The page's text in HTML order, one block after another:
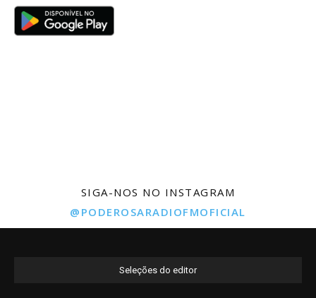
SIGA-NOS NO INSTAGRAM
@PODEROSARADIOFMOFICIAL
Seleções do editor